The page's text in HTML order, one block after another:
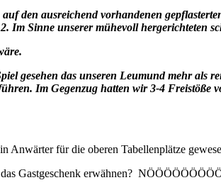
den ausreichend vorhandenen
Im Sinne unserer mühevoll hergerichteten
gesehen das unseren Leumund mehr als
Im Gegenzug hatten wir 3-4 Freistöße
für die oberen Tabellenplätze
Gastgeschenk erwähnen?